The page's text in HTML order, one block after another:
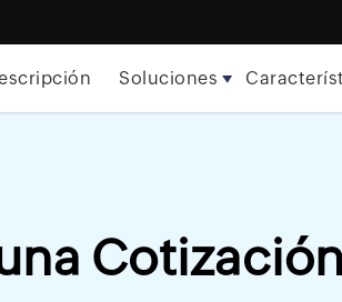
Soluciones